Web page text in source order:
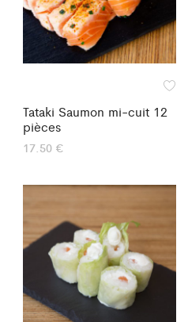
Tataki Saumon mi-cuit 12
pièces
17.50 €